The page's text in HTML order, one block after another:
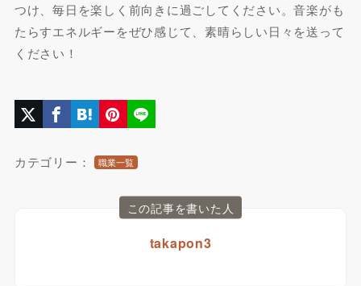
つけ、毎日を楽しく前向きに過ごしてください。音楽がも
たらすエネルギーをぜひ感じて、素晴らしい日々を送って
ください！
カテゴリー： 職業一覧
この記事を書いた人
takapon3